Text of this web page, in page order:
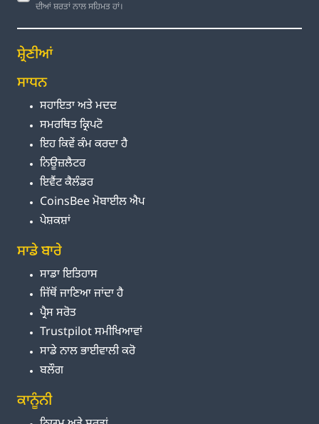
ਦੀਆਂ ਸ਼ਰਤਾਂ ਨਾਲ ਸਹਿਮਤ ਹਾਂ।
ਸ਼੍ਰੇਣੀਆਂ
ਸਾਧਨ
ਸਹਾਇਤਾ ਅਤੇ ਮਦਦ
ਸਮਰਥਿਤ ਕ੍ਰਿਪਟੋ
ਇਹ ਕਿਵੇਂ ਕੰਮ ਕਰਦਾ ਹੈ
ਨਿਊਜ਼ਲੈਟਰ
ਇਵੈਂਟ ਕੈਲੰਡਰ
CoinsBee ਮੋਬਾਈਲ ਐਪ
ਪੇਸ਼ਕਸ਼ਾਂ
ਸਾਡੇ ਬਾਰੇ
ਸਾਡਾ ਇਤਿਹਾਸ
ਜਿੱਥੋਂ ਜਾਣਿਆ ਜਾਂਦਾ ਹੈ
ਪ੍ਰੈਸ ਸਰੋਤ
Trustpilot ਸਮੀਖਿਆਵਾਂ
ਸਾਡੇ ਨਾਲ ਭਾਈਵਾਲੀ ਕਰੋ
ਬਲੌਗ
ਕਾਨੂੰਨੀ